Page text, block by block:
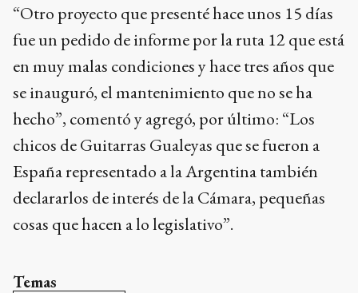
“Otro proyecto que presenté hace unos 15 días
fue un pedido de informe por la ruta 12 que está
en muy malas condiciones y hace tres años que
se inauguró, el mantenimiento que no se ha
hecho”, comentó y agregó, por último: “Los
chicos de Guitarras Gualeyas que se fueron a
España representado a la Argentina también
declararlos de interés de la Cámara, pequeñas
cosas que hacen a lo legislativo”.
Temas